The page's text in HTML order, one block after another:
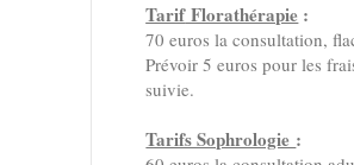
TarifFlorathérapie :
70 euros la consultation,
Prévoir 5 euros pour les
suivie.
Tarifs Sophrologie :